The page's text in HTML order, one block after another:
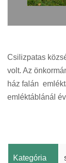
Csilizpatas
volt. Az
ház falán
emléktáblánál
Kategória